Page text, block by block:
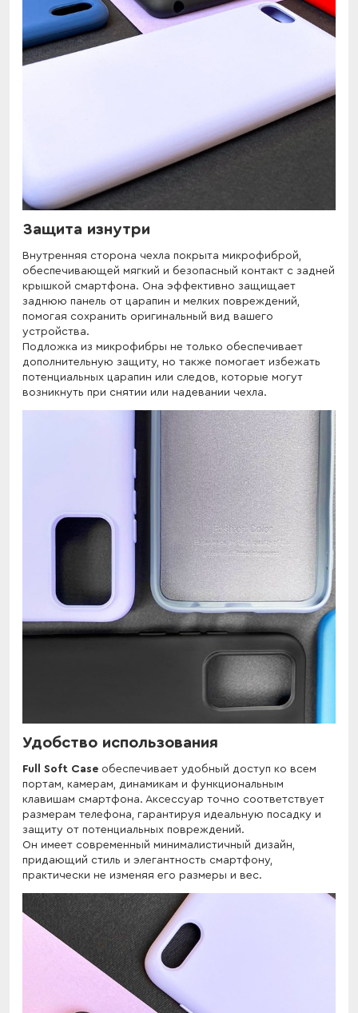
Защита изнутри
Внутренняя сторона чехла покрыта микрофиброй,
обеспечивающей мягкий и безопасный контакт с задней
крышкой смартфона. Она эффективно защищает
заднюю панель от царапин и мелких повреждений,
помогая сохранить оригинальный вид вашего
устройства.
Подложка из микрофибры не только обеспечивает
дополнительную защиту, но также помогает избежать
потенциальных царапин или следов, которые могут
возникнуть при снятии или надевании чехла.
Удобство использования
Full Soft Case обеспечивает удобный доступ ко всем
портам, камерам, динамикам и функциональным
клавишам смартфона. Аксессуар точно соответствует
размерам телефона, гарантируя идеальную посадку и
защиту от потенциальных повреждений.
Он имеет современный минималистичный дизайн,
придающий стиль и элегантность смартфону,
практически не изменяя его размеры и вес.